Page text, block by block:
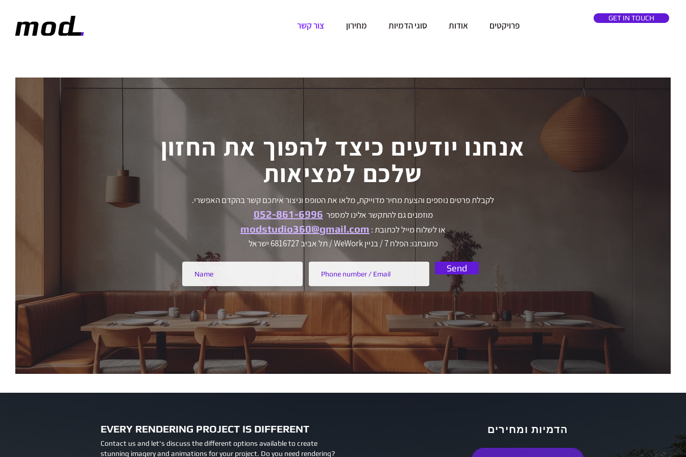
צור קשר מחירון סוגי הדמיות אודות פרויקטים
GET IN TOUCH
אנחנו יודעים כיצד להפוך את החזון
שלכם למציאות
לקבלת פרטים נוספים והצעת מחיר מדוייקת, מלאו את הטופס וניצור איתכם קשר בהקדם האפשרי.
מוזמנים גם להתקשר אלינו למספר
052-861-6996
או לשלוח מייל לכתובת : modstudio360@gmail.com
כתובתנו: הפלח 7 / בניין WeWork / תל אביב 6816727 ישראל
Send
EVERY RENDERING PROJECT IS DIFFERENT
Contact us and let's discuss the different options available to create
stunning imagery and animations for your project. Do you need rendering?
הדמיות ומחירים